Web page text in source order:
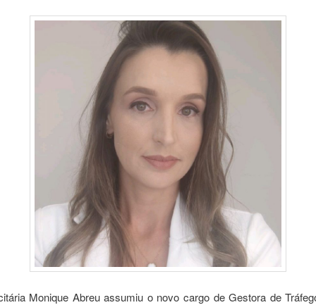
Monique Abreu assumiu o novo cargo de Gestora de